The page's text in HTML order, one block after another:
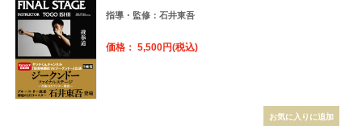
指導・監修：石井東吾
価格： 5,500円(税込)